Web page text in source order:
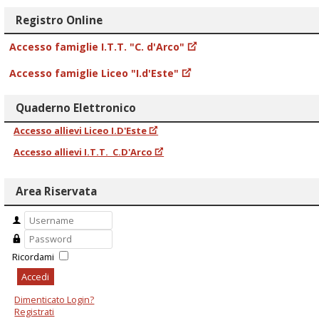
Registro Online
Accesso famiglie I.T.T. "C. d'Arco"
Accesso famiglie Liceo "I.d'Este"
Quaderno Elettronico
Accesso allievi Liceo I.D'Este
Accesso allievi I.T.T. C.D'Arco
Area Riservata
Ricordami
Accedi
Dimenticato Login?
Registrati